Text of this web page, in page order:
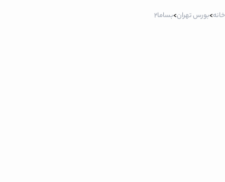
خانه>بورس تهران>بساما2